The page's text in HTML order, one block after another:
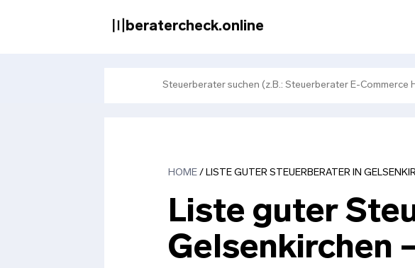
〣beratercheck.online
HOME / LISTE GUTER STEUERBERATER IN
Liste guter
Gelsenkirchen